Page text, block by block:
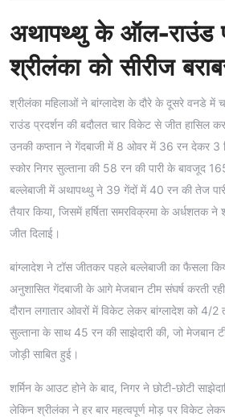
अथापथ्थु के ऑल-राउंड
श्रीलंका को सीरीज
श्रीलंका महिलाओं ने बांग्लादेश के दौरे के दूसरे वनडे में
राउंड प्रदर्शन की बदौलत चार विकेट से जीत हासिल
उनकी कप्तान ने गेंदबाजी में 8 ओवर में 36 रन देकर 3
स्कोर निगर सुल्ताना की 58 रन की पारी के बावजूद
बल्लेबाजी में अथापथ्थु ने 39 गेंदों में 40 रन की तेज
तैयार किया, जिसमें हर्षिता समरविक्रमा के अर्धशतक
जीत दिलाई।
बांग्लादेश ने टॉस जीतकर पहले बल्लेबाजी का फैसला
अनुशासित गेंदबाजी के आगे मेजबान टीम संघर्ष करती
दौरान लगातार ओवरों में विकेट लेकर बांग्लादेश को 4/2
सुल्ताना के साथ 45 रन की साझेदारी की, जो मेजबान
जोड़ी साबित हुई।
शर्मिन के आउट होने के बाद, निगर ने छोटी-छोटी
लेकिन श्रीलंका ने हर बार महत्वपूर्ण मोड़ पर विकेट